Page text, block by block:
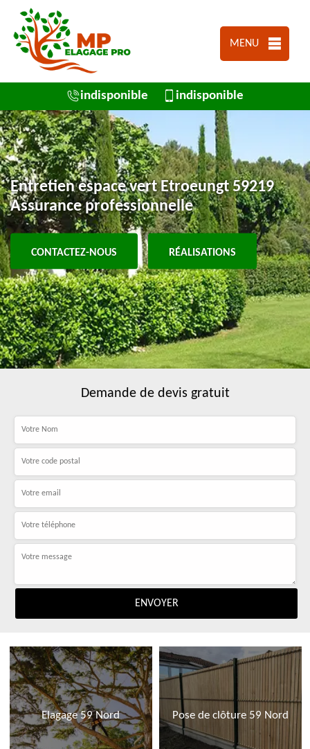
MENU
indisponible indisponible
Entretien espace vert Etroeungt 59219
Assurance professionnelle
CONTACTEZ-NOUS RÉALISATIONS
Demande de devis gratuit
Elagage 59 Nord Pose de clôture 59 Nord